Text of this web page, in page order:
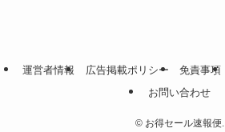
運営者情報 広告掲載ポリシー 免責事項
お問い合わせ
©お得セール速報便.